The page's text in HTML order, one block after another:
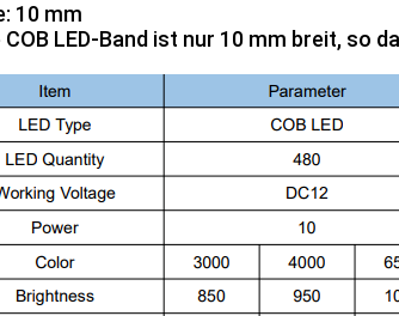
10 mm
COB LED-Band ist nur 10 mm breit, so